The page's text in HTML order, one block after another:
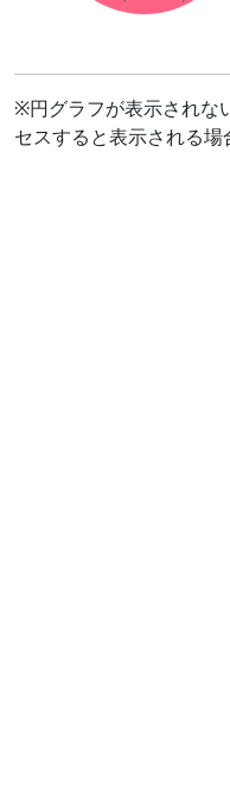
※円グラフが表示されな
セスすると表示される場